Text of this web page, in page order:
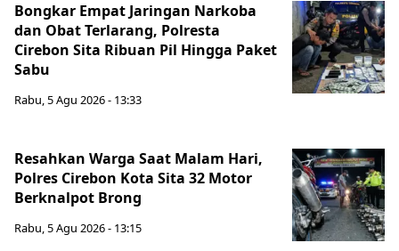
Bongkar Empat Jaringan Narkoba
dan Obat Terlarang, Polresta
Cirebon Sita Ribuan Pil Hingga Paket
Sabu
Rabu, 5 Agu 2026 - 13:33
Resahkan Warga Saat Malam Hari,
Polres Cirebon Kota Sita 32 Motor
Berknalpot Brong
Rabu, 5 Agu 2026 - 13:15